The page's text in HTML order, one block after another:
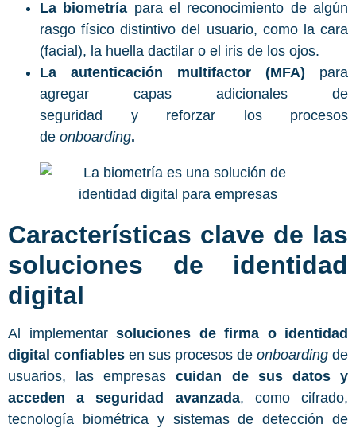
La biometría para el reconocimiento de algún
rasgo físico distintivo del usuario, como la cara
(facial), la huella dactilar o el iris de los ojos.
La autenticación multifactor (MFA) para
agregar capas adicionales de
seguridad y reforzar los procesos
de onboarding.
Características clave de las
soluciones de identidad
digital
Al implementar soluciones de firma o identidad
digital confiables en sus procesos de onboarding de
usuarios, las empresascuidan de sus datos y
acceden a seguridad avanzada, como cifrado,
tecnología biométrica y sistemas de detección de